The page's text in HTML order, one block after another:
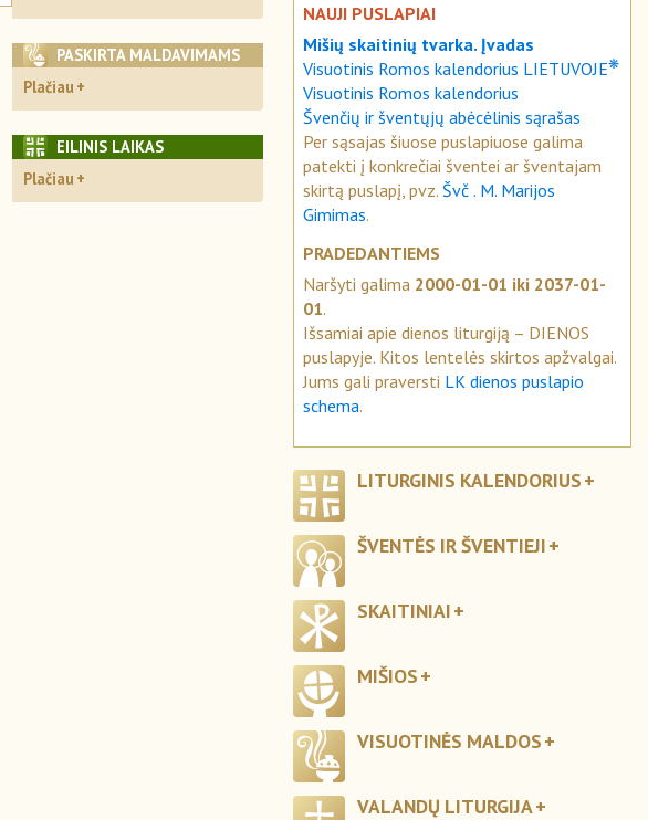
PASKIRTA MALDAVIMAMS
Plačiau
EILINIS LAIKAS
Plačiau
NAUJI PUSLAPIAI
Mišių skaitinių tvarka. Įvadas
Visuotinis Romos kalendorius LIETUVOJE❋
Visuotinis Romos kalendorius
Švenčių ir šventųjų abėcėlinis sąrašas
Per sąsajas šiuose puslapiuose galima
patekti į konkrečiai šventei ar šventajam
skirtą puslapį, pvz. Švč . M. Marijos
Gimimas.
PRADEDANTIEMS
Naršyti galima 2000-01-01 iki 2037-01-
01.
Išsamiai apie dienos liturgiją – DIENOS
puslapyje. Kitos lentelės skirtos apžvalgai.
Jums gali praversti LK dienos puslapio
schema.
LITURGINIS KALENDORIUS
ŠVENTĖS IR ŠVENTIEJI
SKAITINIAI
MIŠIOS
VISUOTINĖS MALDOS
VALANDŲ LITURGIJA